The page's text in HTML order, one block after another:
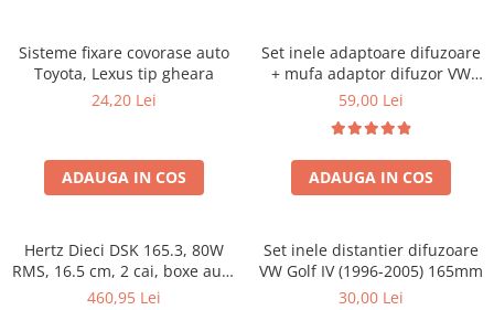
Sisteme fixare covorase auto
Toyota, Lexus tip gheara
24,20 Lei
ADAUGA IN COS
Set inele adaptoare difuzoare
+ mufa adaptor difuzor VW
Golf IV
59,00 Lei
ADAUGA IN COS
Hertz Dieci DSK 165.3, 80W
RMS, 16.5 cm, 2 cai, boxe auto
sisteme
460,95 Lei
Set inele distantier difuzoare
VW Golf IV (1996-2005) 165mm
30,00 Lei